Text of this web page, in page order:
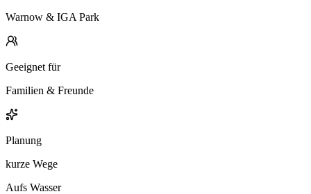
Warnow & IGA Park
Geeignet für
Familien & Freunde
Planung
kurze Wege
Aufs Wasser